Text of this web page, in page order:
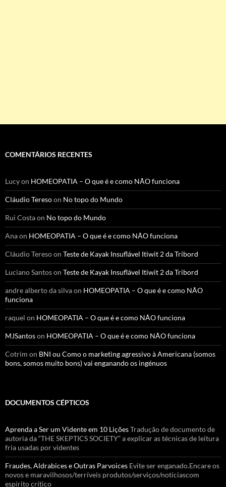
COMENTÁRIOS RECENTES
Lucyon HOMEOPATIA – O que é e como NÃO funciona
Cláudio Teresoon No topo do Mundo
Rui Costaon No topo do Mundo
Anaon HOMEOPATIA – O que é e como NÃO funciona
Cláudio Teresoon Teste de Kayak Insuflável Itiwit 2 da Tribord
Luciano Santoson Teste de Kayak Insuflável Itiwit 2 da Tribord
andre alberto da silvaon HOMEOPATIA – O que é e como NÃO
funciona
raquel on HOMEOPATIA – O que é e como NÃO funciona
MJSantoson HOMEOPATIA – O que é e como NÃO funciona
Cotrim on BNI ou Como o marketing agressivo à Americana (somos
bons, somos muito bons) vai enganando os ingénuos
DOCUMENTOS CÉPTICOS
Aprenda a Ser um Vidente em 10 LiçõesTradução de documento de
autoria da “THE SKEPTICS SOCIETY” a explicar as técnicas de leitura
fria usadas por videntes
Fraudes, Aldrabices e Outras Parvoices Evite ser enganado.Encare os
novos e maravilhosos/terríveis produtos/serviços/notíciascom
espírito crítico